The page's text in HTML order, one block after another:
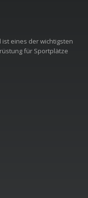
eines der wichtigsten
für Sportplätze